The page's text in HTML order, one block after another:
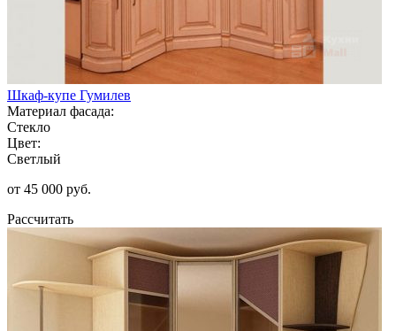
Шкаф-купе Гумилев
Материал фасада:
Стекло
Цвет:
Светлый
от 45 000 руб.
Рассчитать